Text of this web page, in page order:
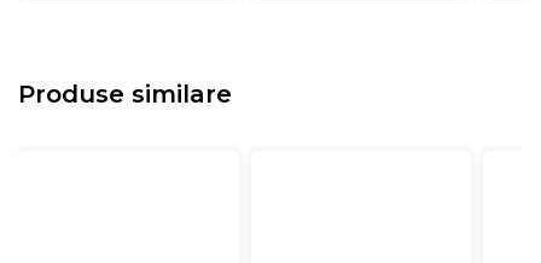
Produse similare